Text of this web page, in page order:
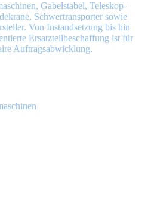
Gabelstabel, Teleskop-
Schwertransporter sowie
Von Instandsetzung bis hin
Ersatzteilbeschaffung ist für
Auftragsabwicklung.